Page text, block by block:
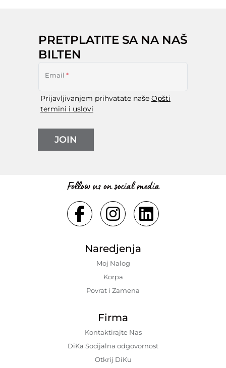
PRETPLATITE SA NA NAŠ
BILTEN
Email *
Prijavljivanjem prihvatate naše Opšti
termini i uslovi
JOIN
Follow us on social media
Naredjenja
Moj Nalog
Korpa
Povrat i Zamena
Firma
Kontaktirajte Nas
DiKa Socijalna odgovornost
Otkrij DiKu